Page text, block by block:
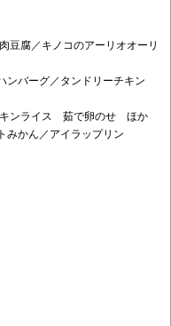
腐／キノコのアーリオオーリ
ンバーグ／タンドリーチキン
キンライス 茹で卵のせ ほか
かん／アイラップリン